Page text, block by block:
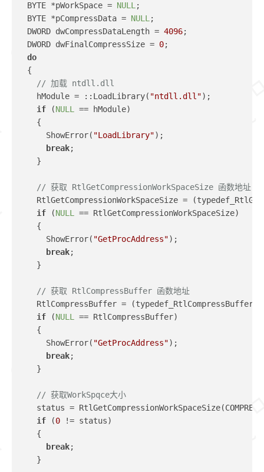
  BYTE *pWorkSpace =
NULL ;
  BYTE *pCompressData =
NULL ;
  DWORD dwCompressDataLength =
4096;
  DWORD dwFinalCompressSize =
0;
do
  {
// 加载 ntdll.dll
    hModule = ::LoadLibrary(
"ntdll.dll");
if (NULL
== hModule)
    {
      ShowError(
"LoadLibrary");
break;
    }
// 获取 RtlGetCompressionWorkSpaceSize 函数地址
RtlGetCompressionWorkSpaceSize =
if (NULL
== RtlGetCompressionWorkSpaceSize)
    {
      ShowError(
"GetProcAddress");
break;
    }
// 获取 RtlCompressBuffer 函数地址
RtlCompressBuffer =
if (NULL
== RtlCompressBuffer)
    {
      ShowError(
"GetProcAddress");
break;
    }
// 获取WorkSpqce大小
status =
if (0 != status)
    {
break;
    }